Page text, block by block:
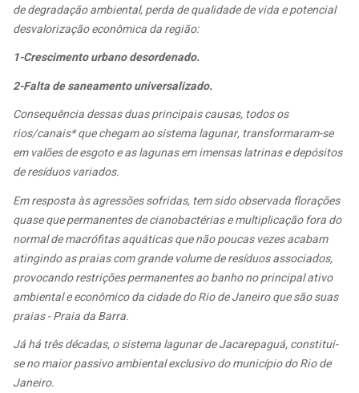
de degradação ambiental, perda de qualidade de vida e potencial
desvalorização econômica da região:
1-Crescimento urbano desordenado.
2-Falta de saneamento universalizado.
Consequência dessas duas principais causas, todos os
rios/canais* que chegam ao sistema lagunar, transformaram-se
em valões de esgoto e as lagunas em imensas latrinas e depósitos
de resíduos variados.
Em resposta às agressões sofridas, tem sido observada florações
quase que permanentes de cianobactérias e multiplicação fora do
normal de macrófitas aquáticas que não poucas vezes acabam
atingindo as praias com grande volume de resíduos associados,
provocando restrições permanentes ao banho no principal ativo
ambiental e econômico da cidade do Rio de Janeiro que são suas
praias - Praia da Barra.
Já há três décadas, o sistema lagunar de Jacarepaguá, constitui-
se no maior passivo ambiental exclusivo do município do Rio de
Janeiro.